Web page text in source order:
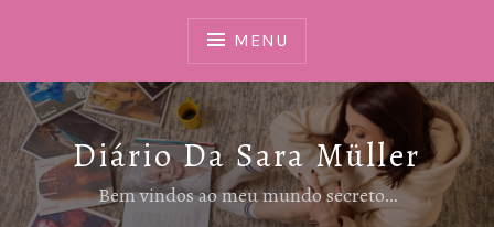
MENU
Diário Da Sara Müller
Bem vindos ao meu mundo secreto…